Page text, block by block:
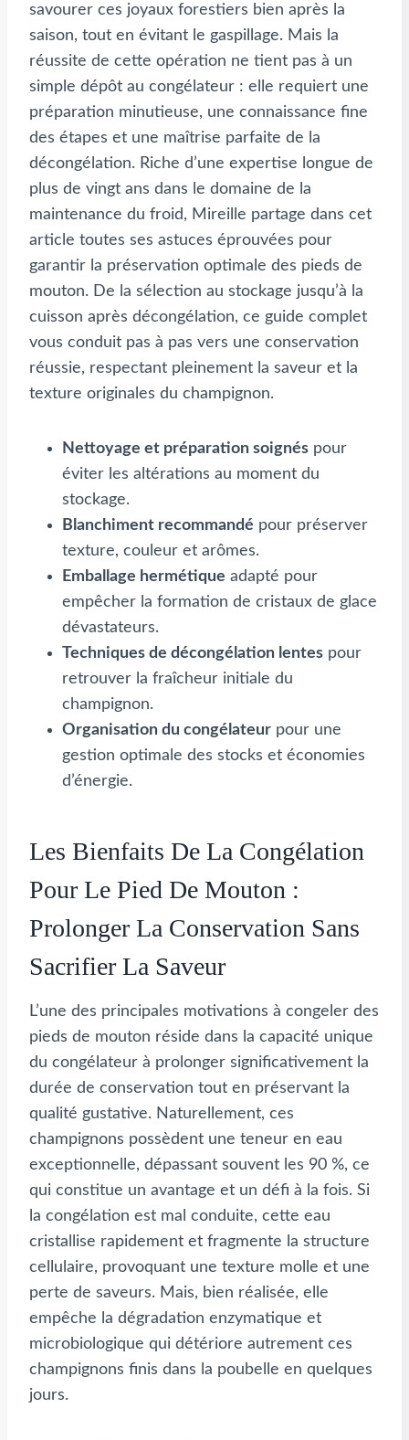
savourer ces joyaux forestiers bien après la
saison, tout en évitant le gaspillage. Mais la
réussite de cette opération ne tient pas à un
simple dépôt au congélateur : elle requiert une
préparation minutieuse, une connaissance fine
des étapes et une maîtrise parfaite de la
décongélation. Riche d’une expertise longue de
plus de vingt ans dans le domaine de la
maintenance du froid, Mireille partage dans cet
article toutes ses astuces éprouvées pour
garantir la préservation optimale des pieds de
mouton. De la sélection au stockage jusqu’à la
cuisson après décongélation, ce guide complet
vous conduit pas à pas vers une conservation
réussie, respectant pleinement la saveur et la
texture originales du champignon.
Nettoyage et préparation soignés pour
éviter les altérations au moment du
stockage.
Blanchiment recommandé pour préserver
texture, couleur et arômes.
Emballage hermétique adapté pour
empêcher la formation de cristaux de glace
dévastateurs.
Techniques de décongélation lentes pour
retrouver la fraîcheur initiale du
champignon.
Organisation du congélateur pour une
gestion optimale des stocks et économies
d’énergie.
Les Bienfaits De La Congélation
Pour Le Pied De Mouton :
Prolonger La Conservation Sans
Sacrifier La Saveur
L’une des principales motivations à congeler des
pieds de mouton réside dans la capacité unique
du congélateur à prolonger significativement la
durée de conservation tout en préservant la
qualité gustative. Naturellement, ces
champignons possèdent une teneur en eau
exceptionnelle, dépassant souvent les 90 %, ce
qui constitue un avantage et un défi à la fois. Si
la congélation est mal conduite, cette eau
cristallise rapidement et fragmente la structure
cellulaire, provoquant une texture molle et une
perte de saveurs. Mais, bien réalisée, elle
empêche la dégradation enzymatique et
microbiologique qui détériore autrement ces
champignons finis dans la poubelle en quelques
jours.